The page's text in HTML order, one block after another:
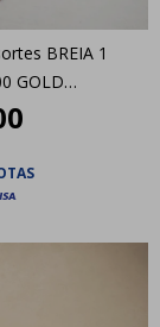
BREIA 1
GOLD